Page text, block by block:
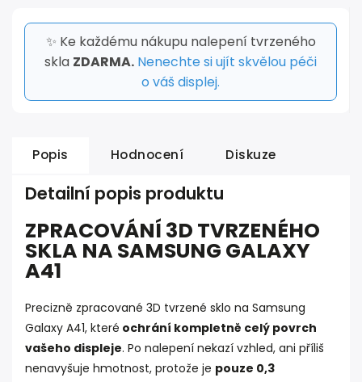
✨ Ke každému nákupu nalepení tvrzeného
skla ZDARMA. Nenechte si ujít skvělou péči
o váš displej.
Popis Hodnocení Diskuze
Detailní popis produktu
ZPRACOVÁNÍ 3D TVRZENÉHO
SKLA NA SAMSUNG GALAXY
A41
Precizně zpracované 3D tvrzené sklo na Samsung
Galaxy A41, které ochrání kompletně celý povrch
vašeho displeje. Po nalepení nekazí vzhled, ani příliš
nenavyšuje hmotnost, protože je pouze 0,3